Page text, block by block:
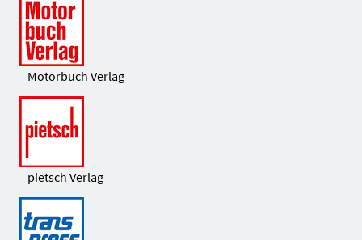
Motorbuch Verlag
pietsch Verlag